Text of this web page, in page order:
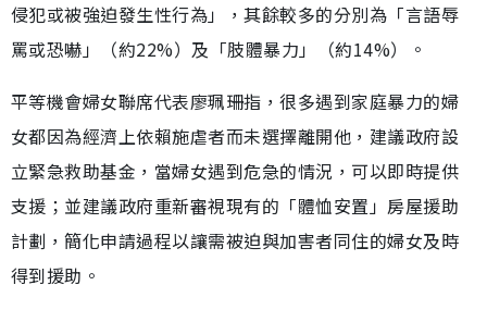
侵犯或被強迫發生性行為」，其餘較多的分別為「言語辱
罵或恐嚇」（約22%）及「肢體暴力」（約14%）。
平等機會婦女聯席代表廖珮珊指，很多遇到家庭暴力的婦
女都因為經濟上依賴施虐者而未選擇離開他，建議政府設
立緊急救助基金，當婦女遇到危急的情況，可以即時提供
支援；並建議政府重新審視現有的「體恤安置」房屋援助
計劃，簡化申請過程以讓需被迫與加害者同住的婦女及時
得到援助。